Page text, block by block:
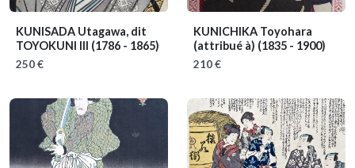
KUNISADA Utagawa, dit
TOYOKUNI III (1786 - 1865)
250 €
KUNICHIKA Toyohara
(attribué à) (1835 - 1900)
210 €